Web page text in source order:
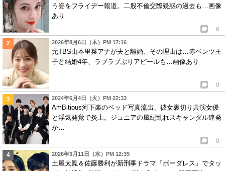
う姿をフライデー報道。二股不倫交際疑惑の過去も…画像
あり
6
2026年8月6日（木）PM 17:16
元TBS山本里菜アナが夫と離婚、その理由は…赤ベンツ王
子と結婚4年、ラブラブぶりアピールも…画像あり
0
2024年6月4日（火）PM 22:33
AmBitious河下楽のベッド写真流出、彼女裏切り共演女優
と浮気発覚で炎上。ジュニアの風紀乱れスキャンダル連発
か…
0
2026年3月11日（水）PM 12:39
土屋太鳳＆佐藤勝利が新刑事ドラマ『ボーダレス』でタッ